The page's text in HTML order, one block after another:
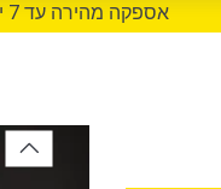
אספקה מהירה עד 7 ימי עסקים. ואולי הרבה לפני...